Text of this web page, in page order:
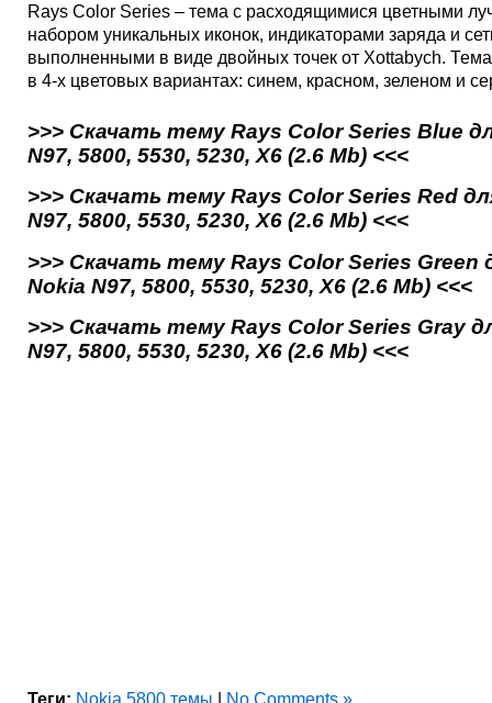
Rays Color Series – тема с расходящимися цветными
набором уникальных иконок, индикаторами заряда и
выполненными в виде двойных точек от Xottabych.
в 4-х цветовых вариантах: синем, красном, зеленом и
>>> Скачать тему Rays Color Series Blue
N97, 5800, 5530, 5230, X6 (2.6 Mb) <<<
>>> Скачать тему Rays Color Series Red
N97, 5800, 5530, 5230, X6 (2.6 Mb) <<<
>>> Скачать тему Rays Color Series Green
Nokia N97, 5800, 5530, 5230, X6 (2.6 Mb) <<<
>>> Скачать тему Rays Color Series Gray
N97, 5800, 5530, 5230, X6 (2.6 Mb) <<<
Теги: Nokia 5800 темы | No Comments »